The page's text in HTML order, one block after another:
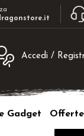
Accedi /
sito clicca sul
Gadget